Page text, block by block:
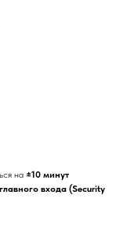
на ±10 минут
главного входа (Security